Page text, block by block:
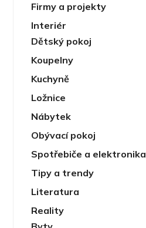
Firmy a projekty
Interiér
Dětský pokoj
Koupelny
Kuchyně
Ložnice
Nábytek
Obývací pokoj
Spotřebiče a elektronika
Tipy a trendy
Literatura
Reality